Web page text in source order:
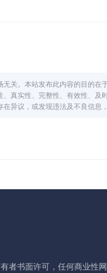
关。本站发布此内容的目的
真实性、完整性、有效性、
异议，或发现违法及不良信息
者书面许可，任何商业性